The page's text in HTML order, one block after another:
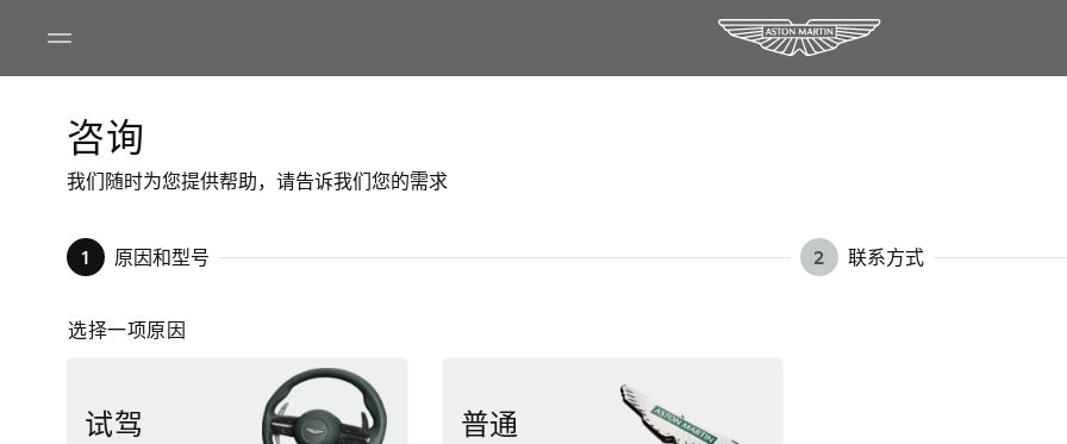
咨询
我们随时为您提供帮助，请告诉我们您的需求
1 原因和型号 2 联系方式
选择一项原因
试驾 普通